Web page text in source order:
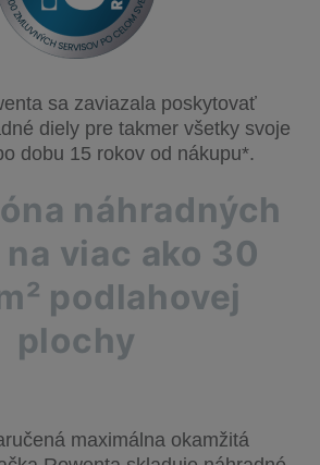
sa zaviazala poskytovať
diely pre takmer všetky svoje
dobu 15 rokov od nákupu*.
náhradných
viac ako 30
podlahovej
plochy
maximálna okamžitá